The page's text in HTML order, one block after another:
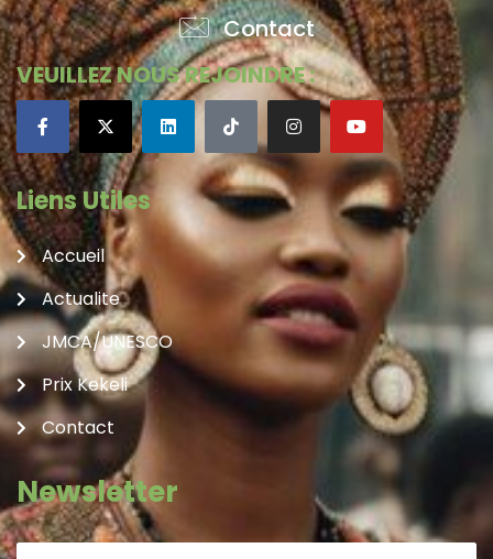
Contact
VEUILLEZ NOUS REJOINDRE :
Liens Utiles
Accueil
Actualite
JMCA/UNESCO
Prix Kekeli
Contact
Newsletter